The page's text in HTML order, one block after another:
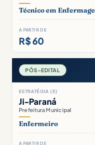
Técnico em
A PARTIR DE
R$ 60
PÓS-EDITAL
ESTRATÉGIA (E)
Ji-Paraná
Prefeitura Municipal
Enfermeiro
A PARTIR DE